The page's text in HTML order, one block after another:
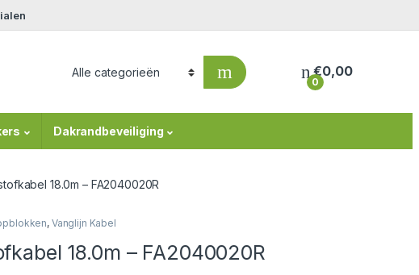
0
€0,00
Dakrandbeveiliging
18.0m – FA2040020R
, Vanglijn Kabel
18.0m – FA2040020R